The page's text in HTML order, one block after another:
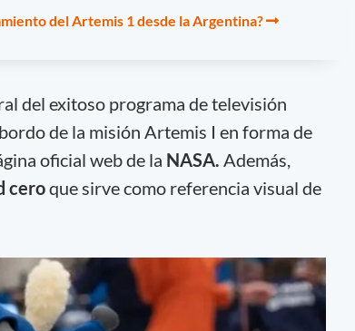
del Artemis 1 desde la Argentina?
del exitoso programa de televisión
bordo de la misión Artemis I en forma de
oficial web de la NASA. Además,
ceroque sirve como referencia visual de